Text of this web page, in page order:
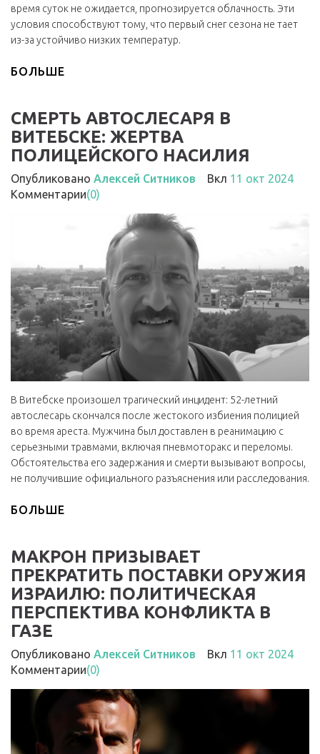
время суток не ожидается, прогнозируется облачность. Эти
условия способствуют тому, что первый снег сезона не тает
из-за устойчиво низких температур.
БОЛЬШЕ
СМЕРТЬ АВТОСЛЕСАРЯ В
ВИТЕБСКЕ: ЖЕРТВА
ПОЛИЦЕЙСКОГО НАСИЛИЯ
Опубликовано Алексей Ситников Вкл 11 окт 2024
Комментарии(0)
В Витебске произошел трагический инцидент: 52-летний
автослесарь скончался после жестокого избиения полицией
во время ареста. Мужчина был доставлен в реанимацию с
серьезными травмами, включая пневмоторакс и переломы.
Обстоятельства его задержания и смерти вызывают вопросы,
не получившие официального разъяснения или расследования.
БОЛЬШЕ
МАКРОН ПРИЗЫВАЕТ
ПРЕКРАТИТЬ ПОСТАВКИ ОРУЖИЯ
ИЗРАИЛЮ: ПОЛИТИЧЕСКАЯ
ПЕРСПЕКТИВА КОНФЛИКТА В
ГАЗЕ
Опубликовано Алексей Ситников Вкл 11 окт 2024
Комментарии(0)